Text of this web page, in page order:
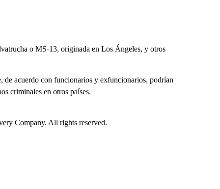
o MS-13, originada en Los Ángeles, y otros
de acuerdo con funcionarios y exfuncionarios, podrían
criminales en otros países.
Company. All rights reserved.